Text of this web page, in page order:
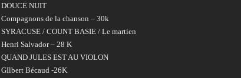
DOUCE NUIT
Compagnons de la chanson – 30k
SYRACUSE / COUNT BASIE / Le martien
Henri Salvador – 28 K
QUAND JULES EST AU VIOLON
GIlbert Bécaud -26K